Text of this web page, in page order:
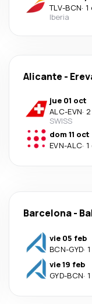
TLV-BCN·
Iberia
Alicante -
jue 01 oct
ALC-EVN·
SWISS
dom 11 oct
EVN-ALC·
Barcelona-
vie 05 feb
BCN-GYD·
vie 19 feb
GYD-BCN·